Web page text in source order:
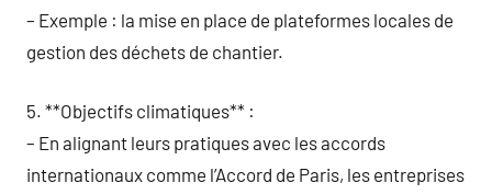
– Exemple : la mise en place de plateformes locales de
gestion des déchets de chantier.
5. **Objectifs climatiques** :
– En alignant leurs pratiques avec les accords
internationaux comme l’Accord de Paris, les entreprises